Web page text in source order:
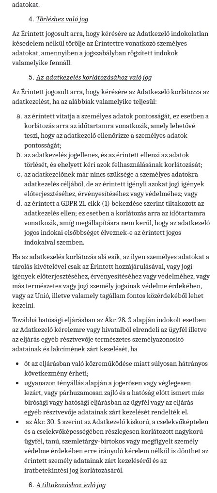
adatokat.
Törléshez való jog
Az Érintettjogosult arra, hogy kérésére az Adatkezelő indokolatlan
késedelem nélkül törölje az Érintettre vonatkozó személyes
adatokat, amennyiben a jogszabályban rögzített indokok
valamelyike fennáll.
Az adatkezelés korlátozásához való jog
Az Érintett jogosult arra, hogy kérésére az Adatkezelő korlátozza az
adatkezelést, ha az alábbiak valamelyike teljesül:
az érintett vitatja a személyes adatok pontosságát, ez esetben a
korlátozás arra az időtartamra vonatkozik, amely lehetővé
teszi, hogy az adatkezelő ellenőrizze a személyes adatok
pontosságát;
az adatkezelés jogellenes, és az érintett ellenzi az adatok
törlését, és ehelyett kéri azok felhasználásának korlátozását;
az adatkezelőnek már nincs szüksége a személyes adatokra
adatkezelés céljából, de az érintett igényli azokat jogi igények
előterjesztéséhez, érvényesítéséhez vagy védelméhez; vagy
az érintett a GDPR 21. cikk (1) bekezdése szerint tiltakozott az
adatkezelés ellen; ez esetben a korlátozás arra az időtartamra
vonatkozik, amíg megállapításra nem kerül, hogy az adatkezelő
jogos indokai elsőbbséget élveznek-e az érintett jogos
indokaival szemben.
Ha az adatkezelés korlátozás alá esik, az ilyen személyes adatokat a
tárolás kivételével csak az Érintett hozzájárulásával, vagy jogi
igények előterjesztéséhez, érvényesítéséhez vagy védelméhez, vagy
más természetes vagy jogi személy jogainak védelme érdekében,
vagy az Unió, illetve valamely tagállam fontos közérdekéből lehet
kezelni.
Továbbá hatósági eljárásban az Ákr. 28. § alapján indokolt esetben
az Adatkezelő kérelemre vagy hivatalból elrendeli az ügyfél illetve
az eljárás egyéb résztvevője természetes személyazonosító
adatainak és lakcímének zárt kezelését, ha
őt az eljárásban való közreműködése miatt súlyosan hátrányos
következmény érheti;
ugyanazon tényállás alapján a jogerősen vagy véglegesen
lezárt, vagy párhuzamosan zajló és a hatóság előtt ismert más
bírósági vagy hatósági eljárásban az ügyfél vagy az eljárás
egyéb résztvevője adatainak zárt kezelését rendelték el.
az Ákr. 30. § szerint az Adatkezelő kiskorú, a cselekvőképtelen
és a cselekvőképességében részlegesen korlátozott nagykorú
ügyfél, tanú, szemletárgy-birtokos vagy megfigyelt személy
védelme érdekében erre irányuló kérelem nélkül is dönthet az
érintett személy adatainak zárt kezeléséről és az
iratbetekintési jog korlátozásáról.
A tiltakozáshoz való jog